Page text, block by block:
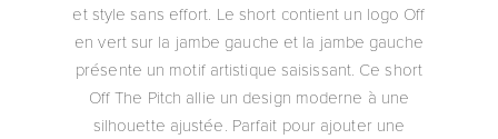
et style sans effort. Le short contient un logo Off
en vert sur la jambe gauche et la jambe gauche
présente un motif artistique saisissant. Ce short
Off The Pitch allie un design moderne à une
silhouette ajustée. Parfait pour ajouter une